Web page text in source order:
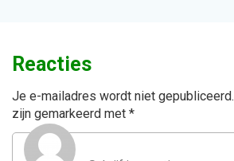
Reacties
Je e-mailadres wordt niet gepubliceerd.
zijn gemarkeerd met *